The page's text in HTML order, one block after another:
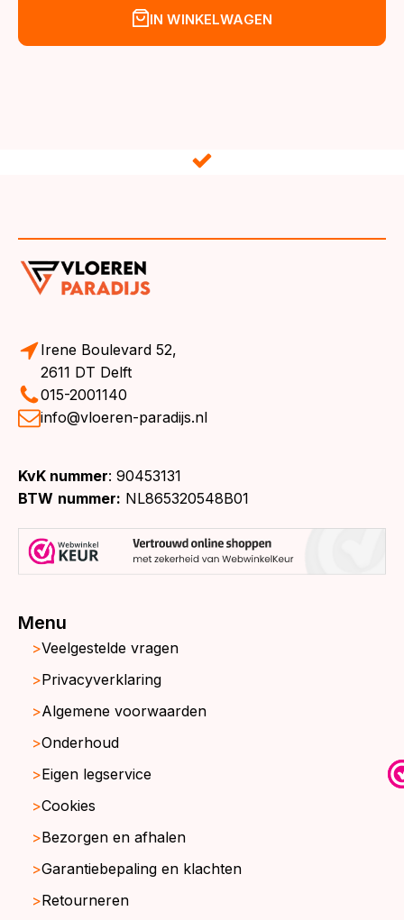
IN WINKELWAGEN
Irene Boulevard 52,
2611 DT Delft
015-2001140
info@vloeren-paradijs.nl
KvK nummer: 90453131
BTW nummer: NL865320548B01
Menu
Veelgestelde vragen
Privacyverklaring
Algemene voorwaarden
Onderhoud
Eigen legservice
Cookies
Bezorgen en afhalen
Garantiebepaling en klachten
Retourneren